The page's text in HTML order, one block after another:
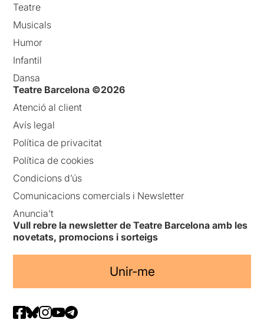
Teatre
Musicals
Humor
Infantil
Dansa
Teatre Barcelona ©2026
Atenció al client
Avís legal
Política de privacitat
Política de cookies
Condicions d’ús
Comunicacions comercials i Newsletter
Anuncia’t
Vull rebre la newsletter de Teatre Barcelona amb les
novetats, promocions i sorteigs
Unir-me